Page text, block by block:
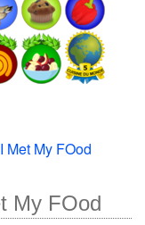
Met My FOod
My FOod